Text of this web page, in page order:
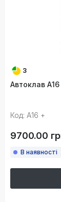
3
Автоклав
Код: А16 +
9700.00
В наявності